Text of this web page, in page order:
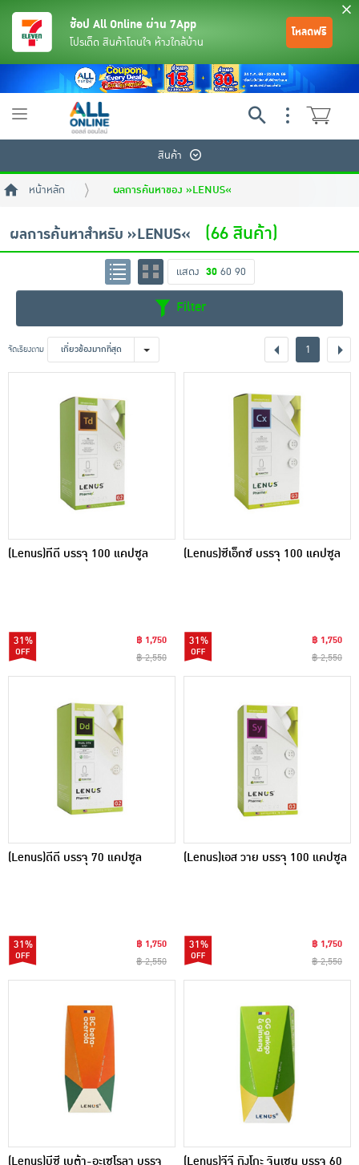
เครื่องดื่มและผงชงดื่ม
เครื่องปรุงรสและของแห้ง
ขนมขบเคี้ยว และช็อคโกแลต
อาหารสด ผัก ผลไม้และเบเกอรี่
พระเครื่อง test pop
ช้อป All Online ผ่าน 7App
โปรเด็ด สินค้าโดนใจ ห้างใกล้บ้าน
โหลดฟรี
Toggle
สินค้า
หน้าหลัก ผลการค้นหาของ »LENUS«
ผลการค้นหาสำหรับ »LENUS« (66 สินค้า)
แสดง 30 60 90
Filter
จัดเรียงตาม เกี่ยวข้องมากที่สุด 1
(Lenus)ทีดี บรรจุ 100 แคปซูล
31%
฿ 1,750
฿ 2,550
(Lenus)ซีเอ็กซ์ บรรจุ 100 แคปซูล
31%
฿ 1,750
฿ 2,550
(Lenus)ดีดี บรรจุ 70 แคปซูล
31%
฿ 1,750
฿ 2,550
(Lenus)เอส วาย บรรจุ 100 แคปซูล
31%
฿ 1,750
฿ 2,550
(Lenus)บีซี เบต้า-อะเซโรลา บรรจุ
(Lenus)จีจี กิงโกะ จินเซน บรรจุ 60